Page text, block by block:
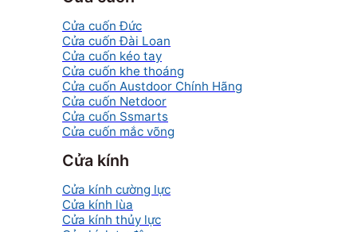
Cửa cuốn Đức
Cửa cuốn Đài Loan
Cửa cuốn kéo tay
Cửa cuốn khe thoáng
Cửa cuốn Austdoor Chính Hãng
Cửa cuốn Netdoor
Cửa cuốn Ssmarts
Cửa cuốn mắc võng
Cửa kính
Cửa kính cường lực
Cửa kính lùa
Cửa kính thủy lực